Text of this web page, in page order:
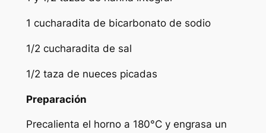
1 cucharadita de bicarbonato de sodio
1/2 cucharadita de sal
1/2 taza de nueces picadas
Preparación
Precalienta el horno a 180°C y engrasa un